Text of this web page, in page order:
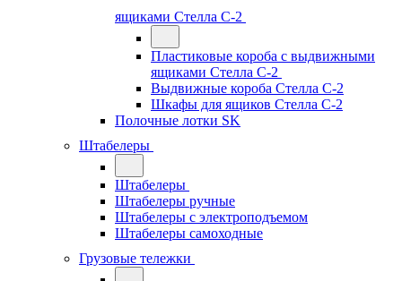
ящиками Стелла С-2
Пластиковые короба с выдвижными
ящиками Стелла С-2
Выдвижные короба Стелла С-2
Шкафы для ящиков Стелла С-2
Полочные лотки SK
Штабелеры
Штабелеры
Штабелеры ручные
Штабелеры с электроподъемом
Штабелеры самоходные
Грузовые тележки